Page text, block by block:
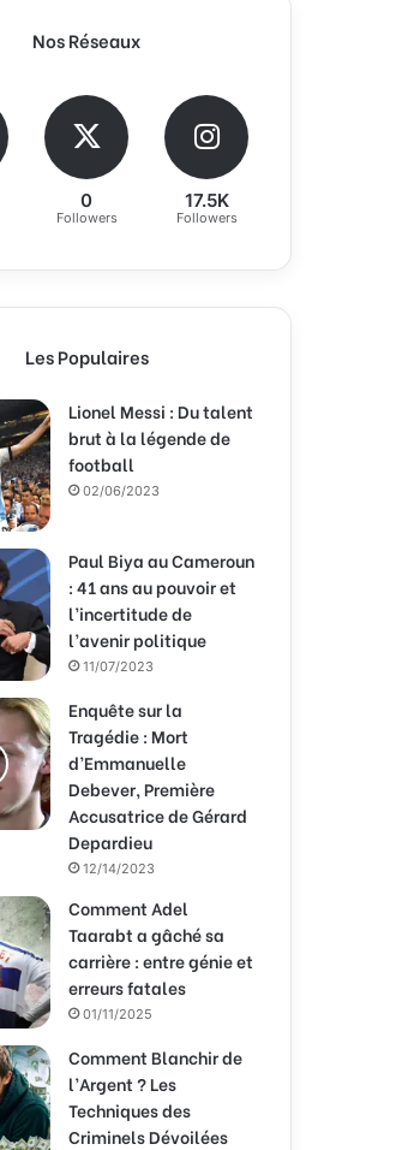
Nos Réseaux
0
Followers
17.5K
Followers
Les Populaires
Lionel Messi : Du talent
brut à la légende de
football
02/06/2023
Paul Biya au Cameroun
: 41 ans au pouvoir et
l’incertitude de
l’avenir politique
11/07/2023
Enquête sur la
Tragédie : Mort
d’Emmanuelle
Debever, Première
Accusatrice de Gérard
Depardieu
12/14/2023
Comment Adel
Taarabt a gâché sa
carrière : entre génie et
erreurs fatales
01/11/2025
Comment Blanchir de
l’Argent ? Les
Techniques des
Criminels Dévoilées